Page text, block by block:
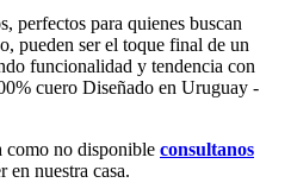
perfectos para quienes buscan
pueden ser el toque final de un
funcionalidad y tendencia con
cuero Diseñado en Uruguay -
como no disponible consultanos
en nuestra casa.